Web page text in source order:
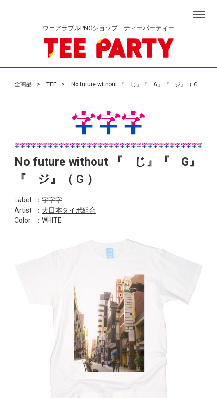
ウェアラブルPNGショップ ティーパーティー
Menu
全商品 TEE No future without 『 じ』『 G』『 ジ』（ G ）
No future without 『 じ』『 G』
『 ジ』（ G ）
Label ： 字字字
Artist
： 大日本タイポ組合
Color
：WHITE